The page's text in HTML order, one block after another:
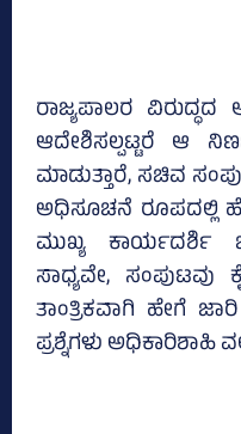
ರಾಜ್ಯಪಾಲರ ವಿರುದ್ಧದ
ಆದೇಶಿಸಲ್ಪಟ್ಟರೆ ಆ
ಮಾಡುತ್ತಾರೆ, ಸಚಿವ
ಅಧಿಸೂಚನೆ ರೂಪದಲ್ಲಿ
ಮುಖ್ಯ ಕಾರ್ಯದರ್ಶಿ
ಸಾಧ್ಯವೇ, ಸಂಪುಟವು
ತಾಂತ್ರಿಕವಾಗಿ ಹೇಗೆ
ಪ್ರಶ್ನೆಗಳು